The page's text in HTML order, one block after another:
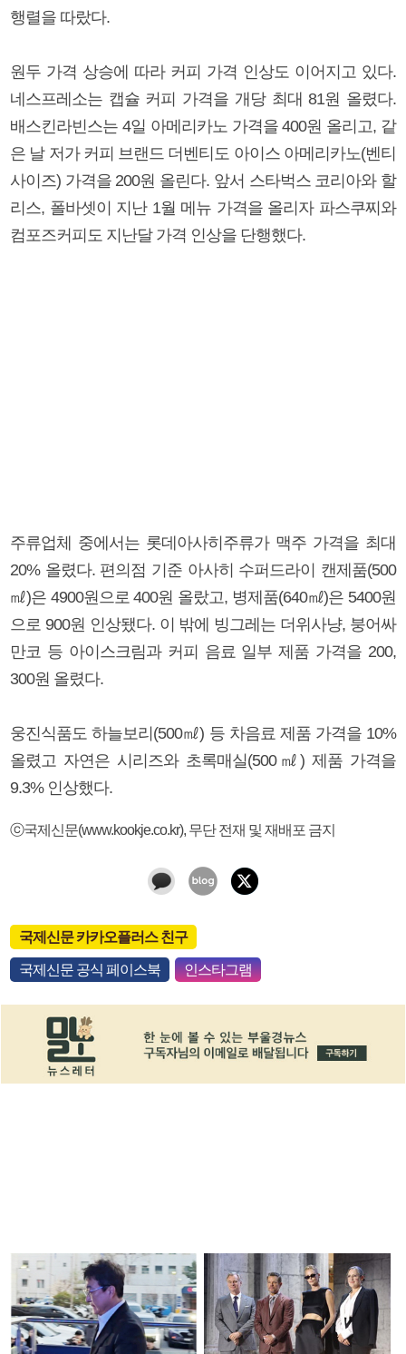
행렬을 따랐다.
원두 가격 상승에 따라 커피 가격 인상도 이어지고 있다.
네스프레소는 캡슐 커피 가격을 개당 최대 81원 올렸다.
배스킨라빈스는 4일 아메리카노 가격을 400원 올리고, 같
은 날 저가 커피 브랜드 더벤티도 아이스 아메리카노(벤티
사이즈) 가격을 200원 올린다. 앞서 스타벅스 코리아와 할
리스, 폴바셋이 지난 1월 메뉴 가격을 올리자 파스쿠찌와
컴포즈커피도 지난달 가격 인상을 단행했다.
주류업체 중에서는 롯데아사히주류가 맥주 가격을 최대
20% 올렸다. 편의점 기준 아사히 수퍼드라이 캔제품(500
㎖)은 4900원으로 400원 올랐고, 병제품(640㎖)은 5400원
으로 900원 인상됐다. 이 밖에 빙그레는 더위사냥, 붕어싸
만코 등 아이스크림과 커피 음료 일부 제품 가격을 200,
300원 올렸다.
웅진식품도 하늘보리(500㎖) 등 차음료 제품 가격을 10%
올렸고 자연은 시리즈와 초록매실(500㎖) 제품 가격을
9.3% 인상했다.
ⓒ국제신문(www.kookje.co.kr), 무단 전재 및 재배포 금지
국제신문 카카오플러스 친구
국제신문 공식 페이스북 인스타그램